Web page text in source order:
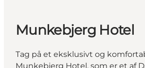
Munkebjerg Hotel
Tag på et eksklusivt og
Munkebjerg Hotel, som er et af